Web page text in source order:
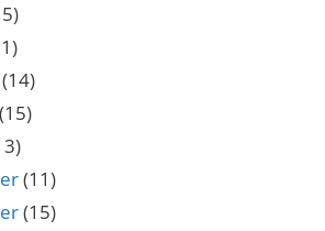
(14)
(15)
(11)
(15)